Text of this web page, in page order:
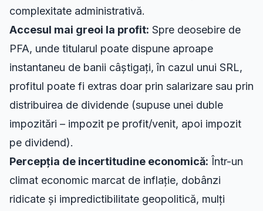
complexitate administrativă.
Accesul mai greoi la profit: Spre deosebire de
PFA, unde titularul poate dispune aproape
instantaneu de banii câștigați, în cazul unui SRL,
profitul poate fi extras doar prin salarizare sau prin
distribuirea de dividende (supuse unei duble
impozitări – impozit pe profit/venit, apoi impozit
pe dividend).
Percepția de incertitudine economică: Într-un
climat economic marcat de inflație, dobânzi
ridicate și impredictibilitate geopolitică, mulți